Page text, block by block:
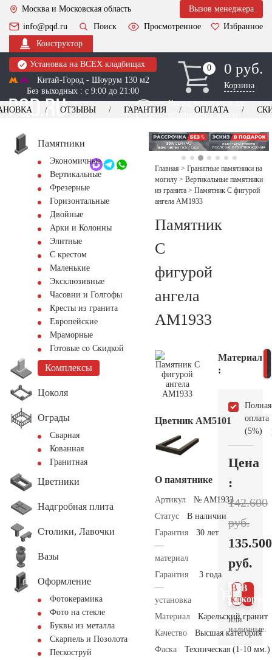
Москва и Московская область
Вызов менеджера
info@pqd.ru
Поиск Просмотренное
Избранное
Конструктор
Установка на ВСЕХ кладбищах
Китай-Город - Шоурум 130 м2
Без выходных : с 9:00 до 21:00
0
0 0 руб.
Корзина
Выезд менеджера для
оформления заказа
+7 (495) 518-44-23
Обратный звонок
ОТЗЫВЫ ГАРАНТИЯ ОПЛАТА
Памятники
Экономичные
Вертикальные
Фрезерные
Горизонтальные
Двойные
Арки и Колонны
Элитные
С крестом
Маленькие
Эксклюзивные
Часовни и Голгофы
Кресты из гранита
Европейские
Мраморные
Готовые со Скидкой
Комплексы
Цоколя
Ограды
Сварная
Кованная
Гранитная
Цветники
Надгробная плита
Столики, Лавочки
Вазы
Оформление
Фотокерамика
Фото на стекле
Буквы из металла
Скарпель и Позолота
Пескоструй
Главная > Гранитные памятники на
могилу > Вертикальные памятники
из гранита > Памятник С фигурой
ангела AM1933
Памятник
С
фигурой
ангела
AM1933
Цветник АМ5101
О памятнике
Артикул
№ AM1933
Статус
В наличии
Гарантия
—
материал
30 лет
Гарантия
—
установка
3 года
Материал
Карельский гранит
Качество
Высшая категория
Фаска
Техническая (1-10 мм.)
Материал
:
Полная
оплата
(5%)
Цена
:
142.600
руб.
135.500
руб.
В
В 1
клик
или
наличные.